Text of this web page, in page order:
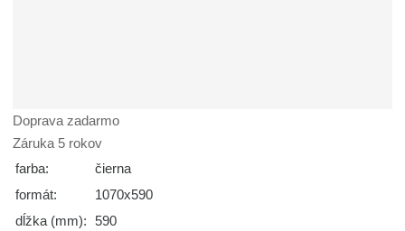
Doprava zadarmo
Záruka 5 rokov
farba:
čierna
formát:
1070x590
dĺžka (mm): 590